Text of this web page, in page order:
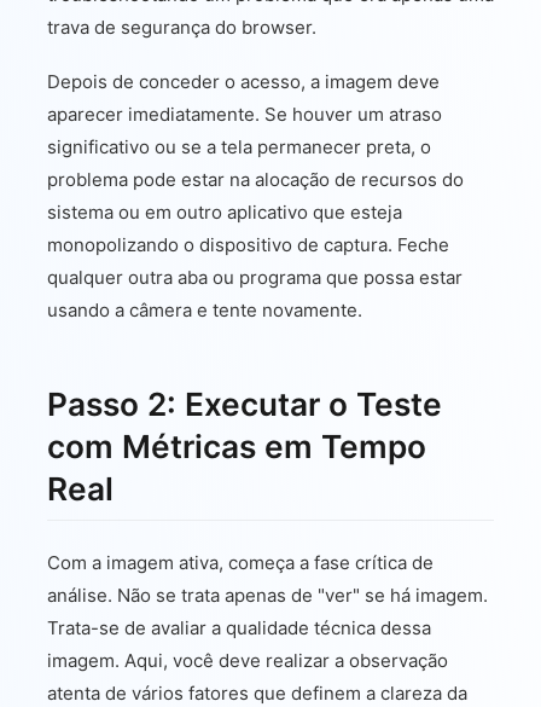
trava de segurança do browser.
Depois de conceder o acesso, a imagem deve
aparecer imediatamente. Se houver um atraso
significativo ou se a tela permanecer preta, o
problema pode estar na alocação de recursos do
sistema ou em outro aplicativo que esteja
monopolizando o dispositivo de captura. Feche
qualquer outra aba ou programa que possa estar
usando a câmera e tente novamente.
Passo 2: Executar o Teste
com Métricas em Tempo
Real
Com a imagem ativa, começa a fase crítica de
análise. Não se trata apenas de "ver" se há imagem.
Trata-se de avaliar a qualidade técnica dessa
imagem. Aqui, você deve realizar a observação
atenta de vários fatores que definem a clareza da